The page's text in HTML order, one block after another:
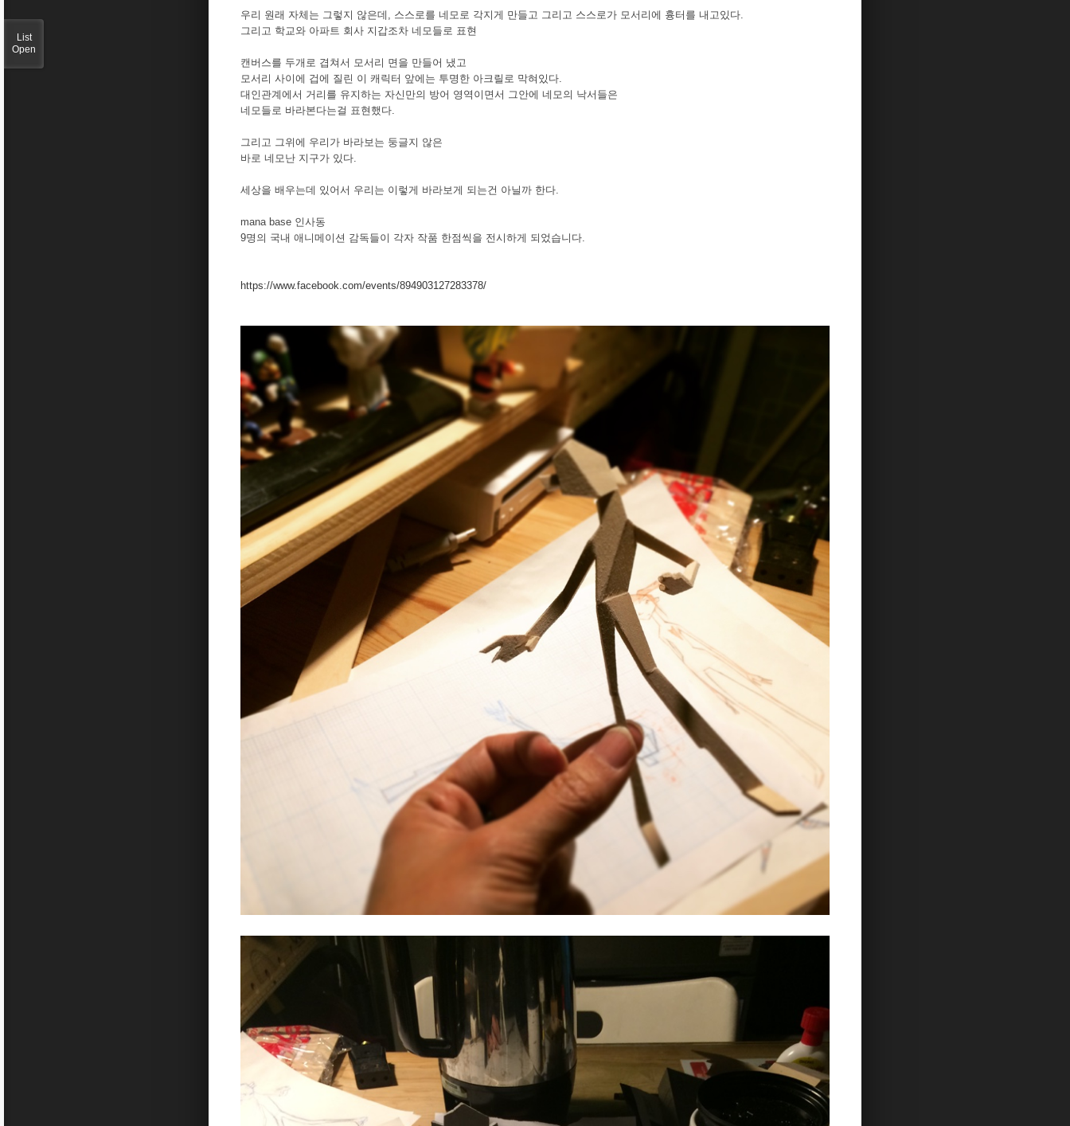
우리 원래 자체는 그렇지 않은데, 스스로를 네모로 각지게 만들고 그리고 스스로가 모서리에 흉터를 내고있다.
그리고 학교와 아파트 회사 지갑조차 네모들로 표현
캔버스를 두개로 겹쳐서 모서리 면을 만들어 냈고
모서리 사이에 겁에 질린 이 캐릭터 앞에는 투명한 아크릴로 막혀있다.
대인관계에서 거리를 유지하는 자신만의 방어 영역이면서 그안에 네모의 낙서들은
네모들로 바라본다는걸 표현했다.
그리고 그위에 우리가 바라보는 둥글지 않은
바로 네모난 지구가 있다.
세상을 배우는데 있어서 우리는 이렇게 바라보게 되는건 아닐까 한다.
mana base 인사동
9명의 국내 애니메이션 감독들이 각자 작품 한점씩을 전시하게 되었습니다.
https://www.facebook.com/events/894903127283378/
List
Open